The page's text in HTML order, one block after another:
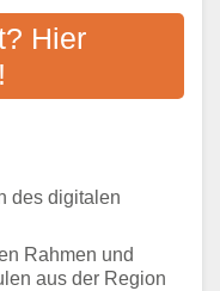
Hier
des digitalen
Rahmen und
aus der Region